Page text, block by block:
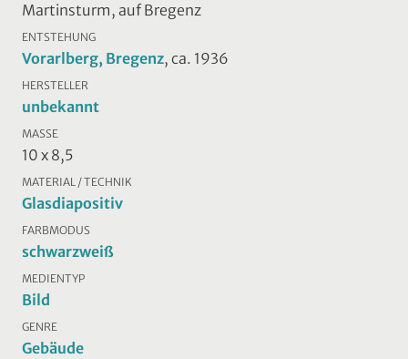
Martinsturm, auf Bregenz
ENTSTEHUNG
Vorarlberg, Bregenz, ca. 1936
HERSTELLER
unbekannt
MASSE
10 x 8,5
MATERIAL / TECHNIK
Glasdiapositiv
FARBMODUS
schwarzweiß
MEDIENTYP
Bild
GENRE
Gebäude